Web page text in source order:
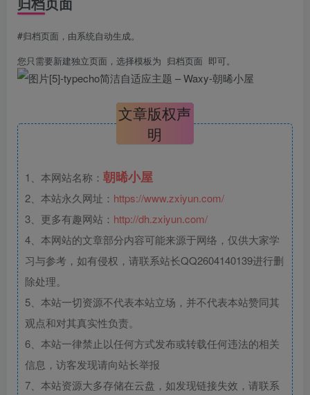
#归档页面，由系统自动生成。
文章版权声
明
1、本网站名称： 朝晞小屋
2、本站永久网址： https://www.zxiyun.com/
3、更多有趣网站： http://dh.zxiyun.com/
4、本网站的文章部分内容可能来源于网络，仅供大家学
习与参考，如有侵权，请联系站长QQ2604140139进行删
除处理。
5、本站一切资源不代表本站立场，并不代表本站赞同其
观点和对其真实性负责。
6、本站一律禁止以任何方式发布或转载任何违法的相关
信息，访客发现请向站长举报
7、本站资源大多存储在云盘，如发现链接失效，请联系